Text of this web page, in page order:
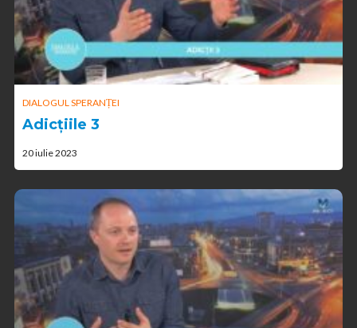
DIALOGUL SPERANȚEI
Adicțiile 3
20 iulie 2023